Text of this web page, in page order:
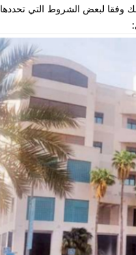
وفقا لبعض الشروط التي تحددها